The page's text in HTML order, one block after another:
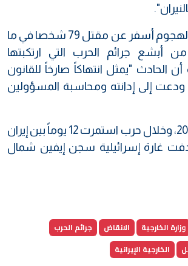
وقالت الوزارة إن الهجوم أسفر عن مقتل 79 شخصا في ما
أبشع جرائم الحرب التي ارتكبتها
أن الحادث "يمثل انتهاكاً صارخاً للقانون
ودعت إلى إدانته ومحاسبة المسؤولين
وفي 22 حزيران 2025، وخلال حرب استمرت 12 يوماً بين إيران
غارة إسرائيلية سجن إيفين شمال
وزارة الخارجية الانقاض
جرائم الحرب
الخارجية الإيرانية